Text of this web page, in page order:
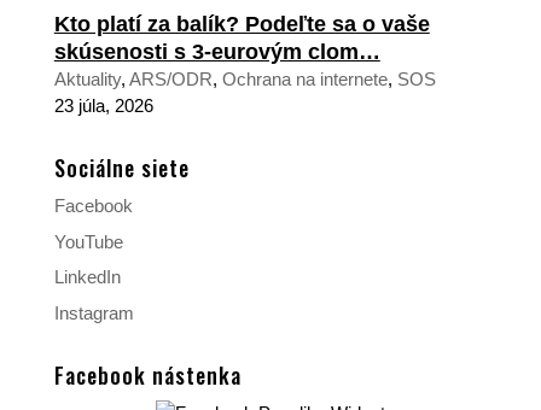
Kto platí za balík? Podeľte sa o vaše
skúsenosti s 3-eurovým clom…
Aktuality, ARS/ODR, Ochrana na internete, SOS
23 júla, 2026
Sociálne siete
Facebook
YouTube
LinkedIn
Instagram
Facebook nástenka